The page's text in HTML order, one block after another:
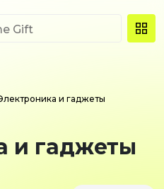
и гаджеты
и гаджеты